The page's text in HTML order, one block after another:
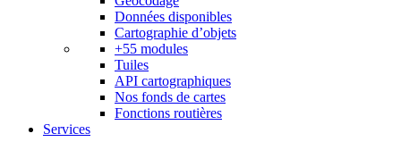
Données disponibles
Cartographie d’objets
+55 modules
Tuiles
API cartographiques
Nos fonds de cartes
Fonctions routières
Services